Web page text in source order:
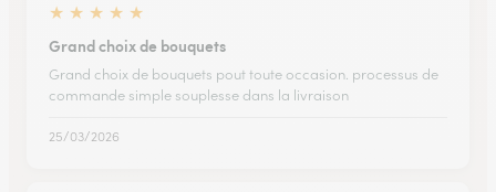
★ ★ ★ ★ ★
Grand choix de bouquets
Grand choix de bouquets pout toute occasion. processus de
commande simple souplesse dans la livraison
25/03/2026